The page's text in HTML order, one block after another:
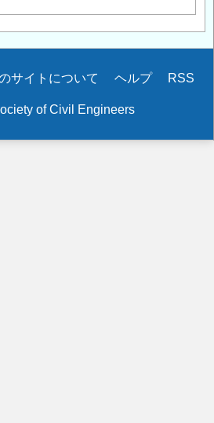
サイトについて ヘルプ RSS
of Civil Engineers